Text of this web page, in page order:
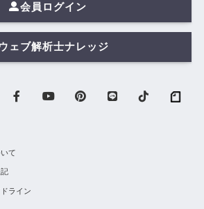
会員ログイン
ェブ解析士ナレッジ
て
ライン